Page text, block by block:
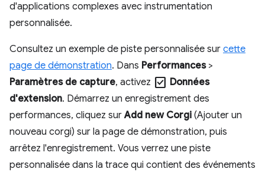
d'applications complexes avec instrumentation
personnalisée.
Consultez un exemple de piste personnalisée sur cette
page de démonstration. Dans Performances>
Paramètres de capture, activez check_box Données
d'extension. Démarrez un enregistrement des
performances, cliquez surAdd new Corgi (Ajouter un
nouveau corgi) sur la page de démonstration, puis
arrêtez l'enregistrement. Vous verrez une piste
personnalisée dans la trace qui contient des événements